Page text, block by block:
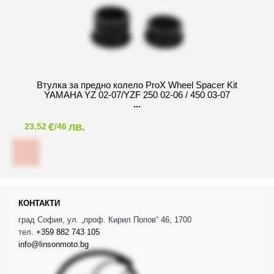
Втулка за предно колело ProX Wheel Spacer Kit
YAMAHA YZ 02-07/YZF 250 02-06 / 450 03-07
23,52€/46лв.
КОНТАКТИ
град София, ул. „проф. Кирил Попов“ 46, 1700
тел. +359 882 743 105
info@linsonmoto.bg